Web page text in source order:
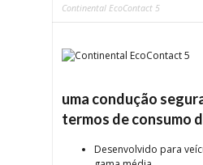
Continental EcoContact 5
uma condução
termos de consumo
Desenvolvido para